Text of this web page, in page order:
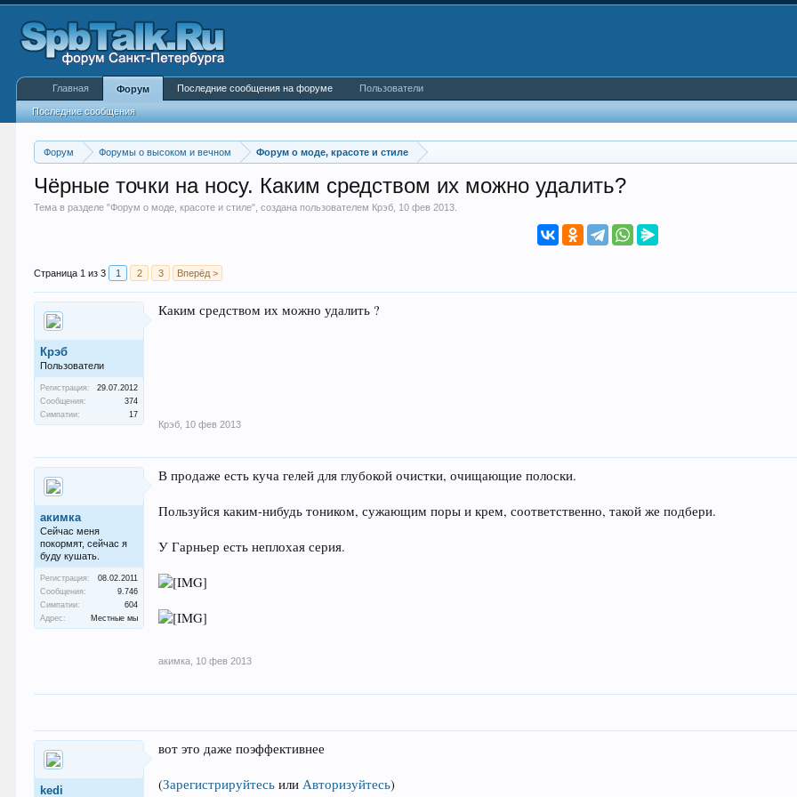
Форум Форумы о высоком и вечном Форум о моде, красоте и стиле
Чёрные точки на носу. Каким средством их можно удалить?
Тема в разделе "Форум о моде, красоте и стиле", создана пользователем Крэб 10 фев 2013
Страница 1 из 3 1 2 3 Вперёд >
Крэб
Пользователи
Регистрация:
29.07.2012
Сообщения:
374
Симпатии:
17
Каким средством их можно удалить ?
Крэб 10 фев 2013
акимка
Сейчас меня
покормят, сейчас я
буду кушать.
Регистрация:
08.02.2011
Сообщения:
9.746
Симпатии:
604
Адрес:
Местные мы
В продаже есть куча гелей для глубокой очистки, очищающие полоски.
Пользуйся каким-нибудь тоником, сужающим поры и крем, соответственно, такой же подбери.
У Гарньер есть неплохая серия.
акимка 10 фев 2013
kedi
вот это даже поэффективнее
(Зарегистрируйтесь илиАвторизуйтесь)
Главная Форум
Последние сообщения
Последние сообщения на форуме Пользователи